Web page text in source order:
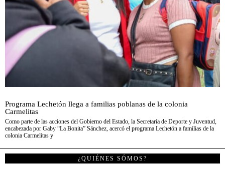
Programa Lechetón llega a familias poblanas de la colonia
Carmelitas
Como parte de las acciones del Gobierno del Estado, la Secretaría de Deporte y Juventud,
encabezada por Gaby “La Bonita” Sánchez, acercó el programa Lechetón a familias de la
colonia Carmelitas y
¿QUIÉNES SÓMOS?